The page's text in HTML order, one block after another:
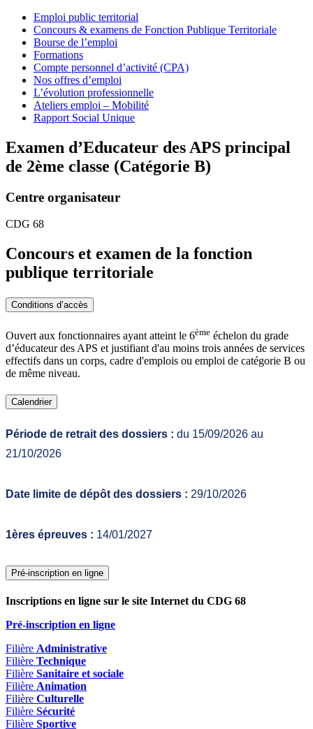
Emploi public territorial
Concours & examens de Fonction Publique Territoriale
Bourse de l’emploi
Formations
Compte personnel d’activité (CPA)
Nos offres d’emploi
L’évolution professionnelle
Ateliers emploi – Mobilité
Rapport Social Unique
Examen d’Educateur des APS principal
de 2ème classe (Catégorie B)
Centre organisateur
CDG 68
Concours et examen de la fonction
publique territoriale
Conditions d’accès
Ouvert aux fonctionnaires ayant atteint le 6ème échelon du grade
d’éducateur des APS et justifiant d'au moins trois années de services
effectifs dans un corps, cadre d'emplois ou emploi de catégorie B ou
de même niveau.
Calendrier
Période de retrait des dossiers : du 15/09/2026 au
21/10/2026
Date limite de dépôt des dossiers : 29/10/2026
1ères épreuves : 14/01/2027
Pré-inscription en ligne
Inscriptions en ligne sur le site Internet du CDG 68
Pré-inscription en ligne
Filière Administrative
Filière Technique
Filière Sanitaire et sociale
Filière Animation
Filière Culturelle
Filière Sécurité
Filière Sportive